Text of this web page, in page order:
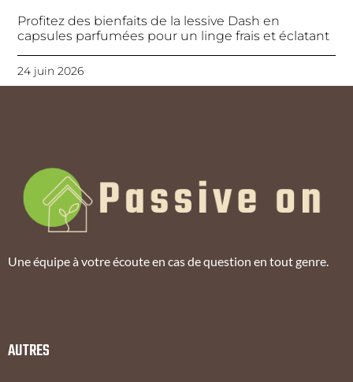
Profitez des bienfaits de la lessive Dash en
capsules parfumées pour un linge frais et éclatant
24 juin 2026
Une équipe à votre écoute en cas de question en tout genre.
AUTRES